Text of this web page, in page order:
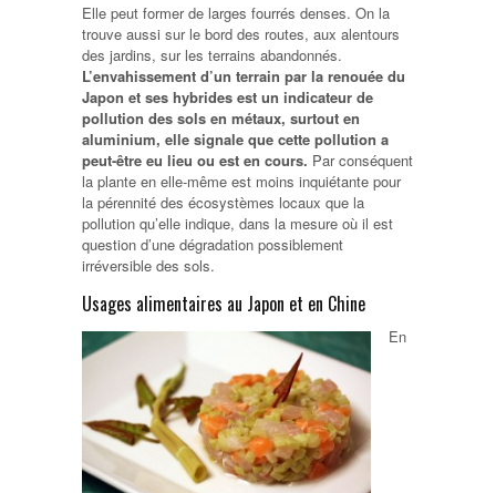
Elle peut former de larges fourrés denses. On la
trouve aussi sur le bord des routes, aux alentours
des jardins, sur les terrains abandonnés.
L’envahissement d’un terrain par la renouée du
Japon et ses hybrides est un indicateur de
pollution des sols en métaux, surtout en
aluminium, elle signale que cette pollution a
peut-être eu lieu ou est en cours. Par conséquent
la plante en elle-même est moins inquiétante pour
la pérennité des écosystèmes locaux que la
pollution qu’elle indique, dans la mesure où il est
question d’une dégradation possiblement
irréversible des sols.
Usages alimentaires au Japon et en Chine
En